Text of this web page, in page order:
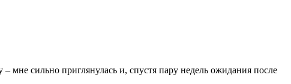
сильно приглянулась и, спустя пару недель ожидания после